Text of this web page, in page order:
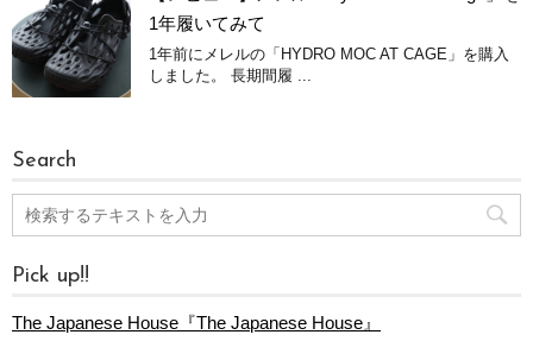
1年履いてみて
1年前にメレルの「HYDRO MOC AT CAGE」を購入
しました。 長期間履 ...
Search
Pick up!!
The Japanese House『The Japanese House』